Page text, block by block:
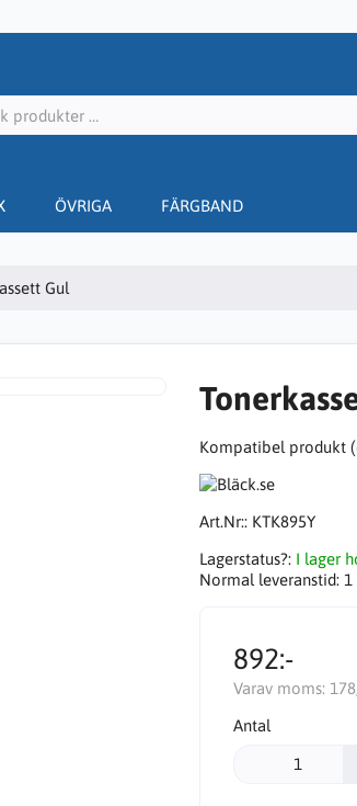
ÖVRIGA FÄRGBAND
Gul
Kompatibel produkt
Art.Nr:: KTK895Y
Lagerstatus?: I lager
Normal leveranstid: 1
892:-
Varav moms:
Antal